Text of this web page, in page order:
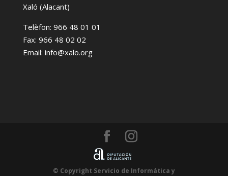
Xaló (Alacant)
Telèfon: 966 48 01 01
Fax: 966 48 02 02
Email: info@xalo.org
© Copyright Servicio de Informática y